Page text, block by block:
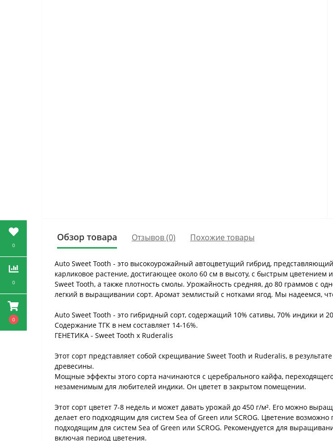
0
0
0
Обзор товара Отзывов (0) Похожие товары
Auto Sweet Tooth - это высокоурожайный автоцветущий гибрид,
карликовое растение, достигающее около 60 см в высоту, с быстрым
Sweet Tooth, а также плотность смолы. Урожайность средняя, до 80 граммов с
легкий в выращивании сорт. Аромат землистый с нотками ягод. Мы надеемся,
Auto Sweet Tooth - это гибридный сорт, содержащий 10% сативы, 70% индики и
Содержание ТГК в нем составляет 14-16%.
ГЕНЕТИКА - Sweet Tooth x Ruderalis
Этот сорт представляет собой скрещивание Sweet Tooth и Ruderalis, в
древесины.
Мощные эффекты этого сорта начинаются с церебрального кайфа,
незаменимым для любителей индики. Он цветет в закрытом помещении.
Этот сорт цветет 7-8 недель и может давать урожай до 450 г/м². Его можно
делает его подходящим для систем Sea of Green или SCROG. Цветение
подходящим для систем Sea of Green или SCROG. Рекомендуется для
включая период цветения.